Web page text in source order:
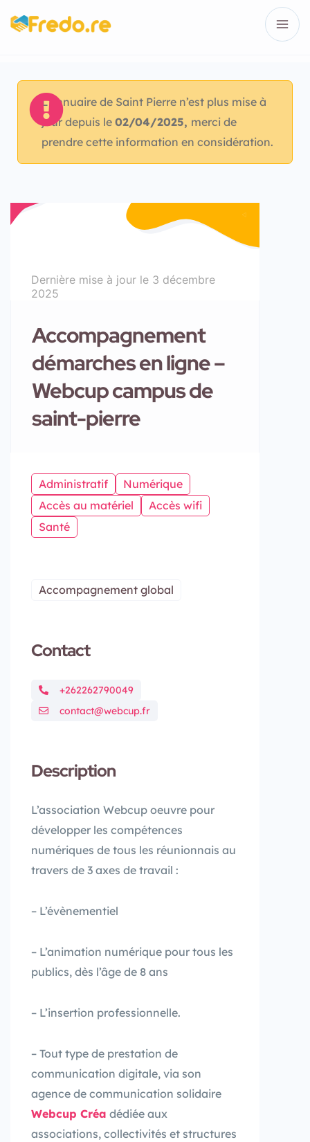
L’annuaire de Saint Pierre n’est plus mise à
jour depuis le02/04/2025, merci de
prendre cette information en considération.
Dernière mise à jour le 3 décembre
2025
Accompagnement
démarches en ligne –
Webcup campus de
saint-pierre
Administratif
Numérique
Accès au matériel
Accès wifi
Santé
Accompagnement global
Contact
+262262790049
contact@webcup.fr
Description
L’association Webcup oeuvre pour
développer les compétences
numériques de tous les réunionnais au
travers de 3 axes de travail :
– L’évènementiel
– L’animation numérique pour tous les
publics, dès l’âge de 8 ans
– L’insertion professionnelle.
– Tout type de prestation de
communication digitale, via son
agence de communication solidaire
Webcup Créa dédiée aux
associations, collectivités et structures